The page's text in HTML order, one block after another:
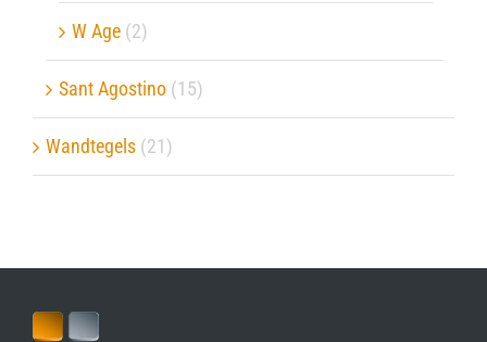
W Age (2)
Sant Agostino (15)
Wandtegels (21)